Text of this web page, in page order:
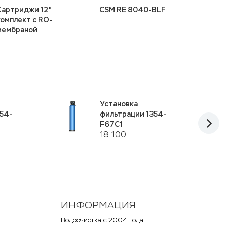
12"
с RO-
CSM RE 8040-BLF
18 100
Установка
фильтрации 1354-
F67C1
ИНФОРМАЦИЯ
Водоочистка с 2004 года